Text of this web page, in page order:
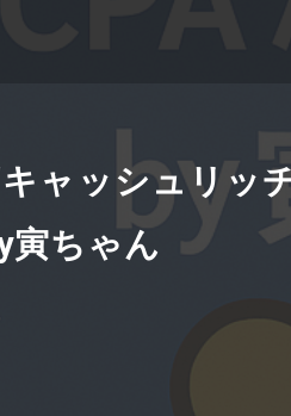
ャッシュリッ
寅ちゃん